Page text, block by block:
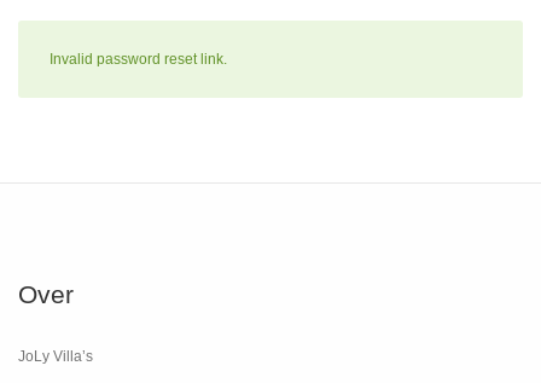
Invalid password reset link.
Over
JoLy Villa’s